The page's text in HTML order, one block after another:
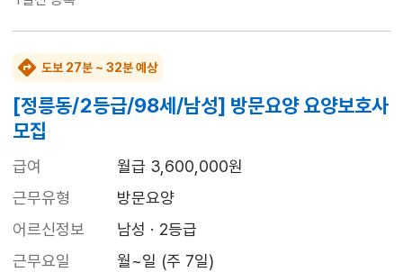
도보 27분 ~ 32분 예상
[정릉동/2등급/98세/남성] 방문요양 요양보호사
모집
급여
월급 3,600,000원
근무유형
방문요양
어르신정보
남성 · 2등급
근무요일
월~일 (주 7일)